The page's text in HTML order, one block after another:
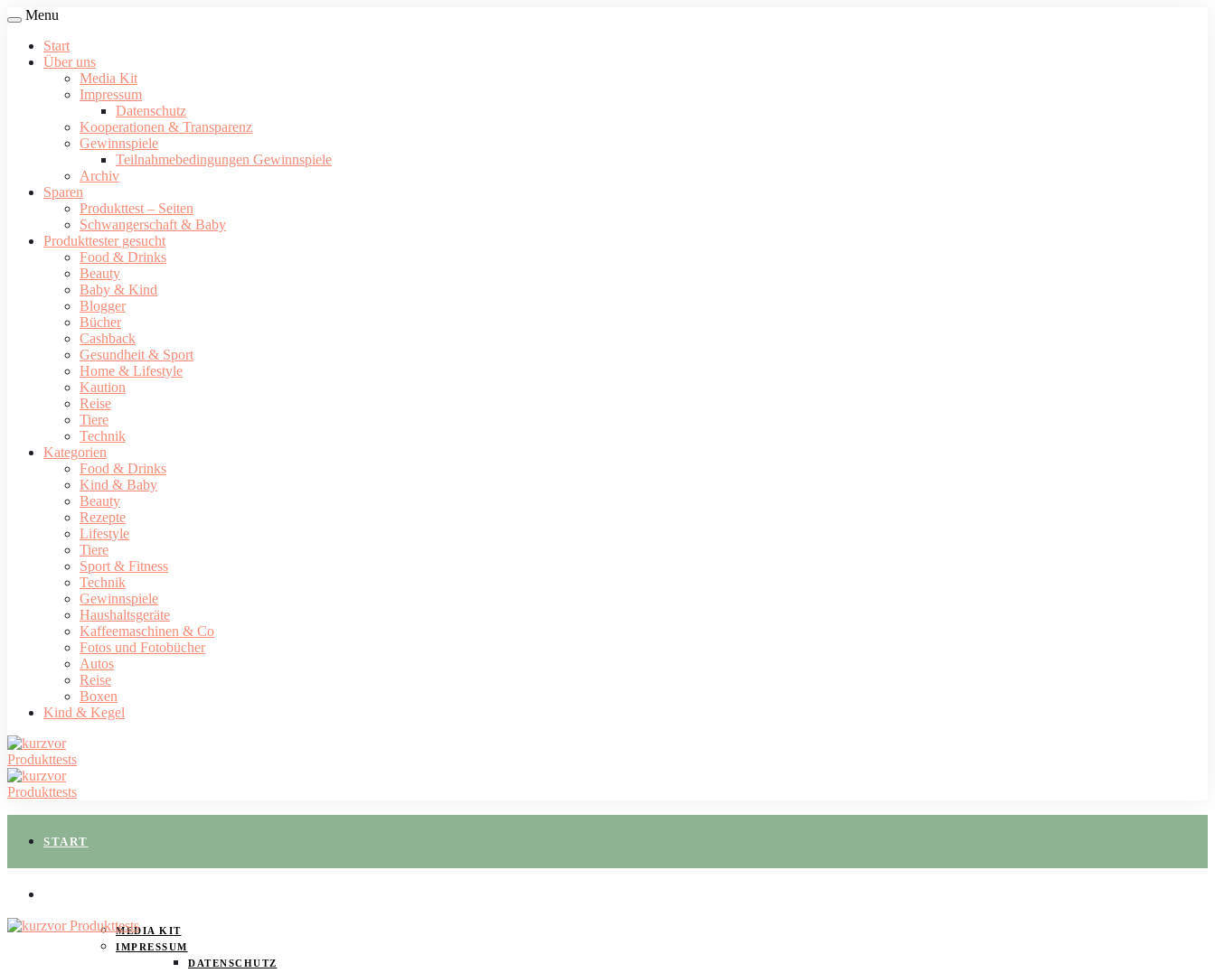
Menu
Start
Über uns
Media Kit
Impressum
Datenschutz
Kooperationen & Transparenz
Gewinnspiele
Teilnahmebedingungen Gewinnspiele
Archiv
Sparen
Produkttest – Seiten
Schwangerschaft & Baby
Produkttester gesucht
Food & Drinks
Beauty
Baby & Kind
Blogger
Bücher
Cashback
Gesundheit & Sport
Home & Lifestyle
Kaution
Reise
Tiere
Technik
Kategorien
Food & Drinks
Kind & Baby
Beauty
Rezepte
Lifestyle
Tiere
Sport & Fitness
Technik
Gewinnspiele
Haushaltsgeräte
Kaffeemaschinen & Co
Fotos und Fotobücher
Autos
Reise
Boxen
Kind & Kegel
START
MEDIA KIT
IMPRESSUM
DATENSCHUTZ